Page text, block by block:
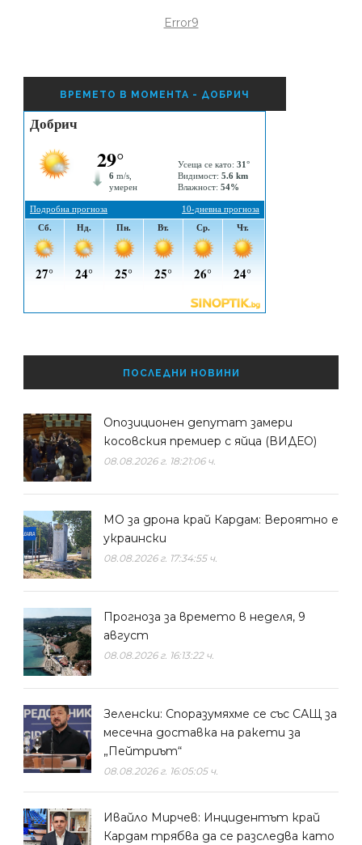
Error9
ВРЕМЕТО В МОМЕНТА - ДОБРИЧ
ПОСЛЕДНИ НОВИНИ
Опозиционен депутат замери
косовския премиер с яйца (ВИДЕО)
08.08.2026 г. 18:21:06 ч.
МО за дрона край Кардам: Вероятно е
украински
08.08.2026 г. 17:34:55 ч.
Прогноза за времето в неделя, 9
август
08.08.2026 г. 16:13:22 ч.
Зеленски: Споразумяхме се със САЩ за
месечна доставка на ракети за
„Пейтриът“
08.08.2026 г. 16:05:05 ч.
Ивайло Мирчев: Инцидентът край
Кардам трябва да се разследва като